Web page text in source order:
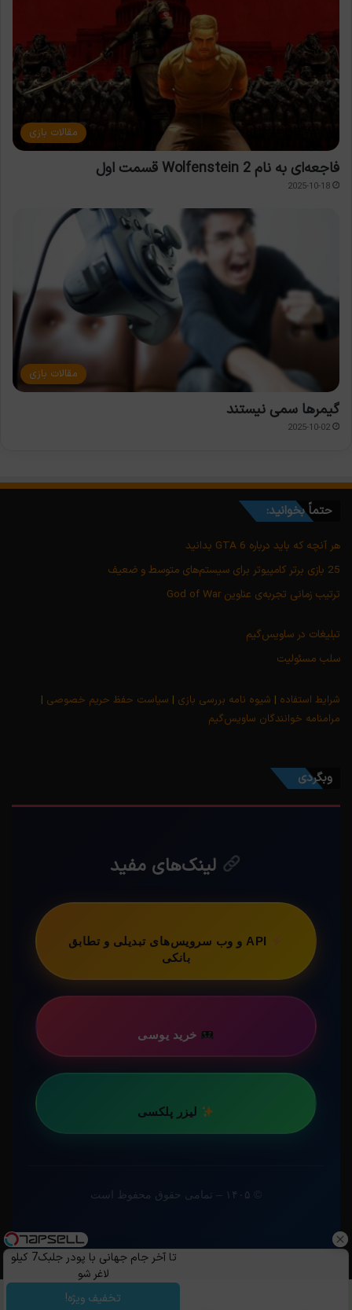
مقالات بازی
فاجعه‌ای به نام Wolfenstein 2 قسمت اول
2025-10-18
مقالات بازی
گیمرها سمی نیستند
2025-10-02
حتماً بخوانید:
هر آنچه که باید درباره GTA 6 بدانید
25 بازی برتر کامپیوتر برای سیستم‌های متوسط و ضعیف
ترتیب زمانی تجربه‌ی عناوین God of War
تبلیغات در ساویس‌گیم
سلب مسئولیت
شرایط استفاده | شیوه نامه بررسی بازی | سیاست حفظ حریم خصوصی |
مرامنامه خوانندگان ساویس‌گیم
وبگردی
لینک‌های مفید
API و وب سرویس‌های تبدیلی و تطابق
بانکی
خرید یوسی
لیزر پلکسی
تا آخر جام جهانی با پودر جلبک7 کیلو
لاغر شو
تخفیف ویژه!